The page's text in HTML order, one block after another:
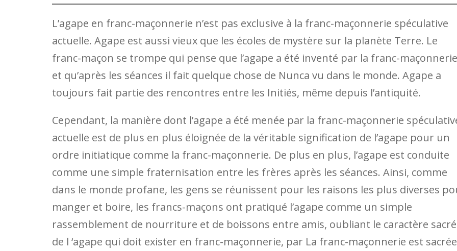
L’agape en franc-maçonnerie n’est pas exclusive à la franc-maçonnerie spéculative
actuelle. Agape est aussi vieux que les écoles de mystère sur la planète Terre. Le
franc-maçon se trompe qui pense que l’agape a été inventé par la franc-maçonnerie
et qu’après les séances il fait quelque chose de Nunca vu dans le monde. Agape a
toujours fait partie des rencontres entre les Initiés, même depuis l’antiquité.
Cependant, la manière dont l’agape a été menée par la franc-maçonnerie
actuelle est de plus en plus éloignée de la véritable signification de l’agape pour un
ordre initiatique comme la franc-maçonnerie. De plus en plus, l’agape est conduite
comme une simple fraternisation entre les frères après les séances. Ainsi, comme
dans le monde profane, les gens se réunissent pour les raisons les plus diverses
manger et boire, les francs-maçons ont pratiqué l’agape comme un simple
rassemblement de nourriture et de boissons entre amis, oubliant le caractère sacré
de l ‘agape qui doit exister en franc-maçonnerie, par La franc-maçonnerie est sacrée